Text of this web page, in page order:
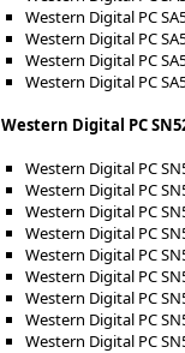
Western Digital PC
Western Digital PC
Western Digital PC
Western Digital PC
Western Digital PC
Western Digital PC
Western Digital PC
Western Digital PC
Western Digital PC
Western Digital PC
Western Digital PC
Western Digital PC
Western Digital PC
Western Digital PC